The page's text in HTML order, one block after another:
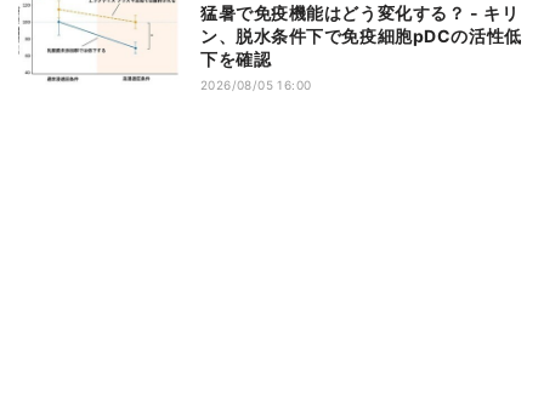
猛暑で免疫機能はどう変化する？ - キリ
ン、脱水条件下で免疫細胞pDCの活性低
下を確認
2026/08/05 16:00